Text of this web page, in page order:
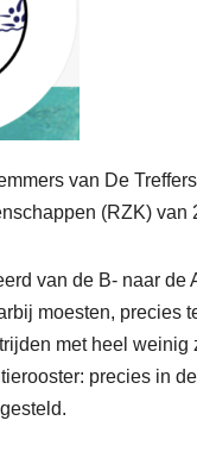
van De
(RZK)
van de B- naar
moesten, precies
met heel
precies in